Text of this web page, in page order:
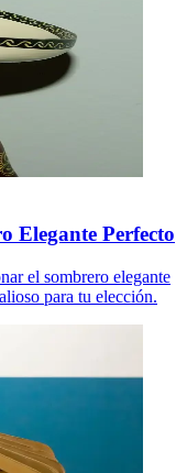
Elegante Perfecto
el sombrero elegante
para tu elección.